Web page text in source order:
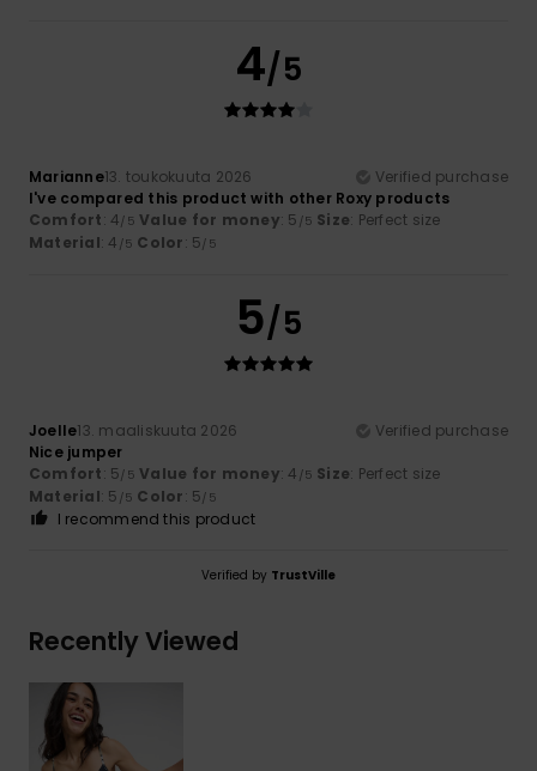
4/5
Marianne13. toukokuuta 2026
Verified purchase
I've compared this product with other Roxy products
Comfort: 4/5 Value for money: 5 /5 Size: Perfect size
Material: 4 /5 Color: 5/5
5/5
Joelle13. maaliskuuta 2026
Verified purchase
Nice jumper
Comfort: 5/5 Value for money: 4 /5 Size: Perfect size
Material: 5 /5 Color: 5/5
I recommend this product
Verified by TrustVille
Recently Viewed